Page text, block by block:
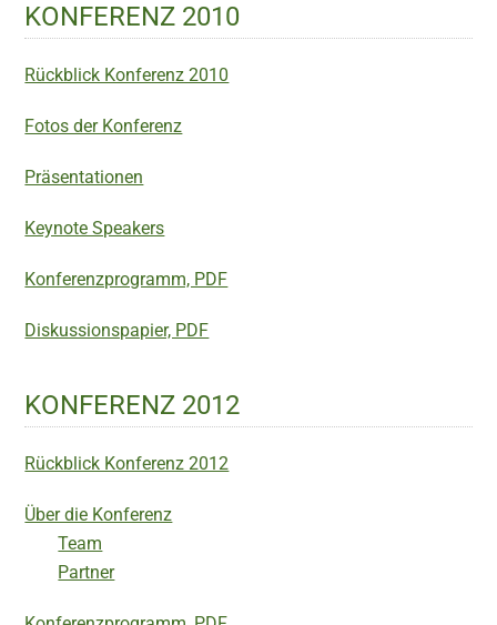
KONFERENZ 2010
Rückblick Konferenz 2010
Fotos der Konferenz
Präsentationen
Keynote Speakers
Konferenzprogramm, PDF
Diskussionspapier, PDF
KONFERENZ 2012
Rückblick Konferenz 2012
Über die Konferenz
Team
Partner